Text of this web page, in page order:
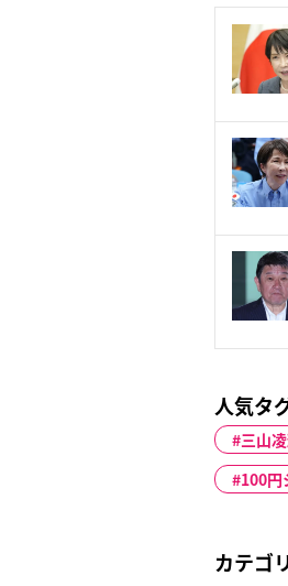
人気タ
三山
100円
カテゴ